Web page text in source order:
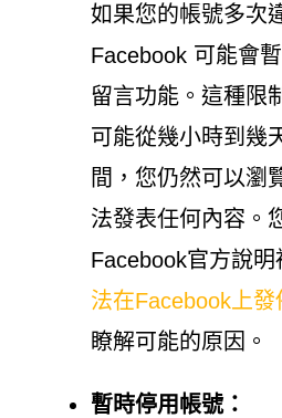
如果您的帳號多次
Facebook 可能會
留言功能。這種限
可能從幾小時到幾
間，您仍然可以瀏
法發表任何內容。
Facebook官方說明
法在Facebook上發
瞭解可能的原因。
暫時停用帳號：